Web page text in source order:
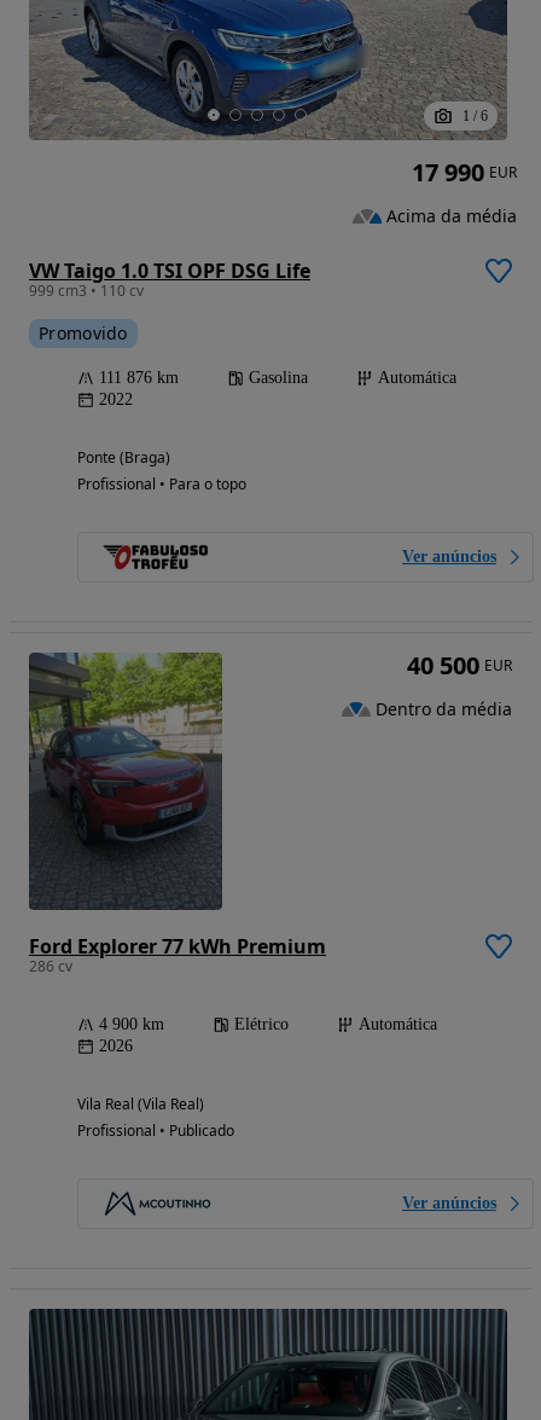
1 / 6
VW Taigo 1.0 TSI OPF DSG Life
999 cm3 • 110 cv
Promovido
111 876 km Gasolina
Automática
2022
Ponte (Braga)
Profissional • Para o topo
Ver anúncios
17 990 EUR
Acima da média
Ford Explorer 77 kWh Premium
286 cv
4 900 km Elétrico
Automática
2026
Vila Real (Vila Real)
Profissional • Publicado
Ver anúncios
40 500 EUR
Dentro da média